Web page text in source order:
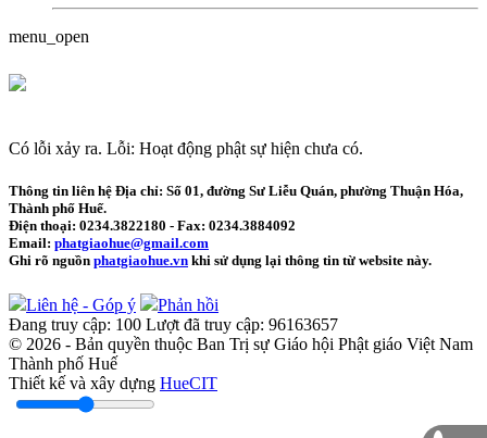
menu_open
Có lỗi xảy ra. Lỗi: Hoạt động phật sự hiện chưa có.
Thông tin liên hệ Địa chỉ: Số 01, đường Sư Liễu Quán, phường Thuận Hóa,
Thành phố Huế.
Điện thoại: 0234.3822180 - Fax: 0234.3884092
Email: phatgiaohue@gmail.com
Ghi rõ nguồn phatgiaohue.vn khi sử dụng lại thông tin từ website này.
Liên hệ - Góp ý
Phản hồi
Đang truy cập: 100 Lượt đã truy cập: 96163657
© 2026 - Bản quyền thuộc Ban Trị sự Giáo hội Phật giáo Việt Nam
Thành phố Huế
Thiết kế và xây dựng HueCIT